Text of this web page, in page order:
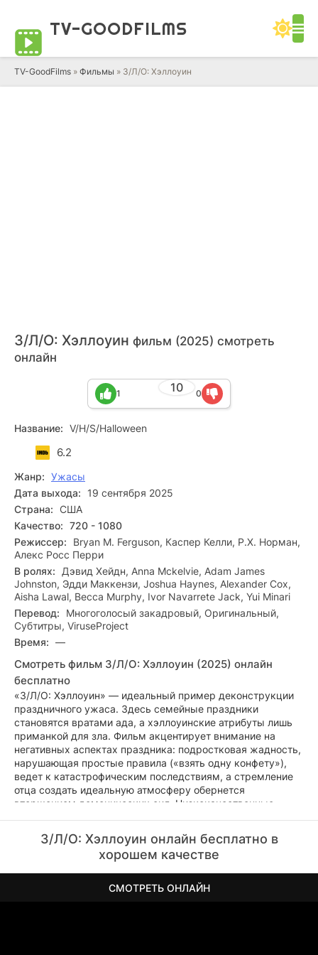
TV-GOODFILMS
TV-GoodFilms » Фильмы » З/Л/О: Хэллоуин
З/Л/О: Хэллоуин фильм (2025) смотреть
онлайн
10
1 0
Название: V/H/S/Halloween
6.2
Жанр: Ужасы
Дата выхода:
19 сентября 2025
Страна: США
Качество: 720 - 1080
Режиссер:
Bryan M. Ferguson, Каспер Келли, Р.Х. Норман,
Алекс Росс Перри
В ролях:
Дэвид Хейдн, Anna Mckelvie, Adam James
Johnston, Эдди Маккензи, Joshua Haynes, Alexander Cox,
Aisha Lawal, Becca Murphy, Ivor Navarrete Jack, Yui Minari
Перевод:
Многоголосый закадровый, Оригинальный,
Субтитры, ViruseProject
Время: —
Смотреть фильм З/Л/О: Хэллоуин (2025) онлайн
бесплатно
«З/Л/О: Хэллоуин» — идеальный пример деконструкции
праздничного ужаса. Здесь семейные праздники
становятся вратами ада, а хэллоуинские атрибуты лишь
приманкой для зла. Фильм акцентирует внимание на
негативных аспектах праздника: подростковая жадность,
нарушающая простые правила («взять одну конфету»),
ведет к катастрофическим последствиям, а стремление
отца создать идеальную атмосферу обернется
вторжением демонических сил. Низкокачественные
З/Л/О: Хэллоуин онлайн бесплатно в
хорошем качестве
СМОТРЕТЬ ОНЛАЙН